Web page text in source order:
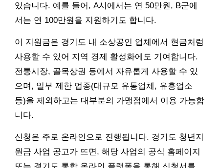
있습니다. 예를 들어, A시에서는 연 50만원, B군에
서는 연 100만원을 지원하기도 합니다.
이 지원금은 경기도 내 소상공인 업체에서 현금처럼
사용할 수 있어 지역 경제 활성화에도 기여합니다.
전통시장, 골목상권 등에서 자유롭게 사용할 수 있
으며, 일부 제한 업종(대규모 유통업체, 유흥업소
등)을 제외하고는 대부분의 가맹점에서 이용 가능합
니다.
신청은 주로 온라인으로 진행됩니다. 경기도 청년지
원금 사업 공고가 뜨면, 해당 사업의 공식 홈페이지